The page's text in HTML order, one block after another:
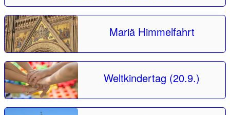
Mariä Himmelfahrt
Weltkindertag (20.9.)